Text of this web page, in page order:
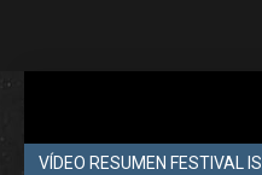
VÍDEO RESUMEN FESTIVAL